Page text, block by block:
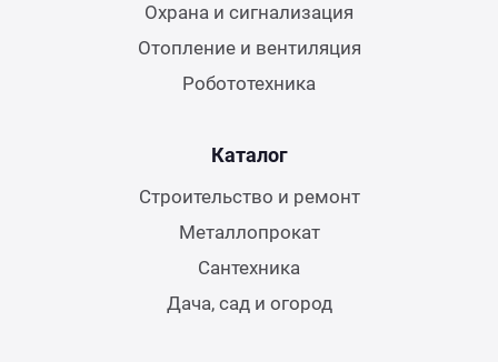
Охрана и сигнализация
Отопление и вентиляция
Робототехника
Каталог
Строительство и ремонт
Металлопрокат
Сантехника
Дача, сад и огород